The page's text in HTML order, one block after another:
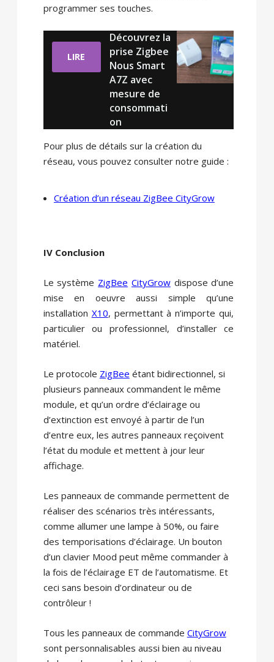
programmer ses touches.
LIRE
Découvrez la
prise Zigbee
Nous Smart
A7Z avec
mesure de
consommati
on
Pour plus de détails sur la création du
réseau, vous pouvez consulter notre guide :
Création d’un réseau ZigBee CityGrow
IV Conclusion
Le système ZigBee CityGrowdispose d’une
mise en oeuvre aussi simple qu’une
installation X10, permettant à n’importe qui,
particulier ou professionnel, d’installer ce
matériel.
Le protocole ZigBee étant bidirectionnel, si
plusieurs panneaux commandent le même
module, et qu’un ordre d’éclairage ou
d’extinction est envoyé à partir de l’un
d’entre eux, les autres panneaux reçoivent
l’état du module et mettent à jour leur
affichage.
Les panneaux de commande permettent de
réaliser des scénarios très intéressants,
comme allumer une lampe à 50%, ou faire
des temporisations d’éclairage. Un bouton
d’un clavier Mood peut même commander à
la fois de l’éclairage ET de l’automatisme. Et
ceci sans besoin d’ordinateur ou de
contrôleur !
Tous les panneaux de commande CityGrow
sont personnalisables aussi bien au niveau